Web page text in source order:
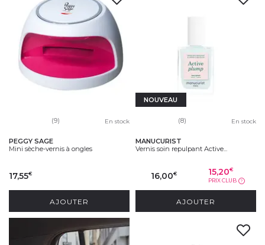
(9) En stock
PEGGY SAGE
Mini sèche-vernis à ongles
17,55€
AJOUTER
NOUVEAU
(8) En stock
MANUCURIST
Vernis soin repulpant Active...
16,00€ 15,20€
PRIX CLUB ?
AJOUTER